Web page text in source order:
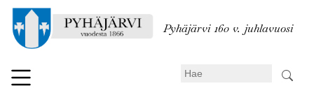
pääsisältöön
Pyhäjärvi 160 v. juhlavuosi
Search